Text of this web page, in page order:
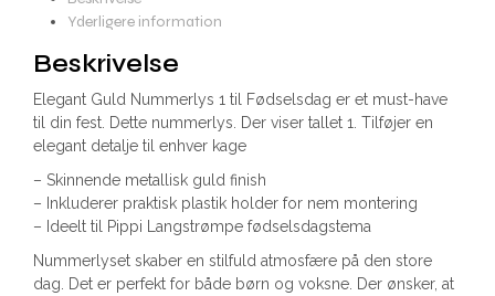
Yderligere information
Beskrivelse
Elegant Guld Nummerlys 1 til Fødselsdag er et must-have
til din fest. Dette nummerlys. Der viser tallet 1. Tilføjer en
elegant detalje til enhver kage
– Skinnende metallisk guld finish
– Inkluderer praktisk plastik holder for nem montering
– Ideelt til Pippi Langstrømpe fødselsdagstema
Nummerlyset skaber en stilfuld atmosfære på den store
dag. Det er perfekt for både børn og voksne. Der ønsker, at